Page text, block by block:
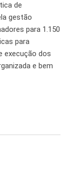
de
gestão
para 1.150
para
execução dos
e bem